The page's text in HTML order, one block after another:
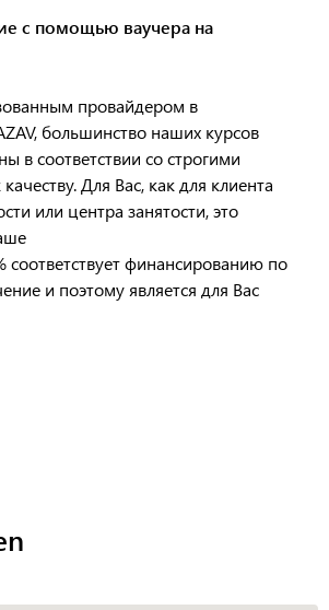
с помощью ваучера на
провайдером в
большинство наших курсов
в соответствии со строгими
Для Вас, как для клиента
или центра занятости, это
соответствует финансированию по
и поэтому является для Вас